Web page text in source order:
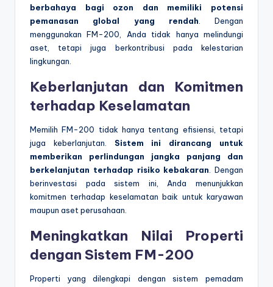
berbahaya bagi ozon dan memiliki potensi
pemanasan global yang rendah . Dengan
menggunakan FM-200, Anda tidak hanya melindungi
aset, tetapi juga berkontribusi pada kelestarian
lingkungan.
Keberlanjutan dan Komitmen
terhadap Keselamatan
Memilih FM-200 tidak hanya tentang efisiensi, tetapi
juga keberlanjutan. Sistem ini dirancang untuk
memberikan perlindungan jangka panjang dan
berkelanjutan terhadap risiko kebakaran . Dengan
berinvestasi pada sistem ini, Anda menunjukkan
komitmen terhadap keselamatan baik untuk karyawan
maupun aset perusahaan.
Meningkatkan Nilai Properti
dengan Sistem FM-200
Properti yang dilengkapi dengan sistem pemadam